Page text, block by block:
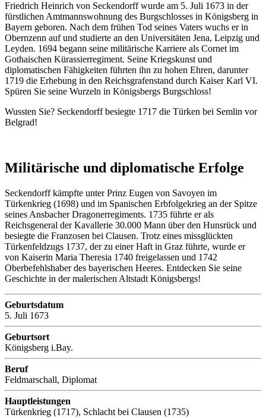
Friedrich Heinrich von Seckendorff wurde am 5. Juli 1673 in der
fürstlichen Amtmannswohnung des Burgschlosses in Königsberg in
Bayern geboren. Nach dem frühen Tod seines Vaters wuchs er in
Obernzenn auf und studierte an den Universitäten Jena, Leipzig und
Leyden. 1694 begann seine militärische Karriere als Cornet im
Gothaischen Kürassierregiment. Seine Kriegskunst und
diplomatischen Fähigkeiten führten ihn zu hohen Ehren, darunter
1719 die Erhebung in den Reichsgrafenstand durch Kaiser Karl VI.
Spüren Sie seine Wurzeln in Königsbergs Burgschloss!
Wussten Sie? Seckendorff besiegte 1717 die Türken bei Semlin vor
Belgrad!
Militärische und diplomatische Erfolge
Seckendorff kämpfte unter Prinz Eugen von Savoyen im
Türkenkrieg (1698) und im Spanischen Erbfolgekrieg an der Spitze
seines Ansbacher Dragonerregiments. 1735 führte er als
Reichsgeneral der Kavallerie 30.000 Mann über den Hunsrück und
besiegte die Franzosen bei Clausen. Trotz eines missglückten
Türkenfeldzugs 1737, der zu einer Haft in Graz führte, wurde er
von Kaiserin Maria Theresia 1740 freigelassen und 1742
Oberbefehlshaber des bayerischen Heeres. Entdecken Sie seine
Geschichte in der malerischen Altstadt Königsbergs!
Geburtsdatum
5. Juli 1673
Geburtsort
Königsberg i.Bay.
Beruf
Feldmarschall, Diplomat
Hauptleistungen
Türkenkrieg (1717), Schlacht bei Clausen (1735)